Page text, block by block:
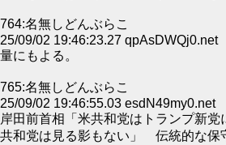
764:名無しどんぶらこ
25/09/02 19:46:23.27 qpAsDWQj0.net
量にもよる。
765:名無しどんぶらこ
25/09/02 19:46:55.03 esdN49my0.net
岸田前首相「米共和党はトランプ新党
共和党は見る影もない」 伝統的な保